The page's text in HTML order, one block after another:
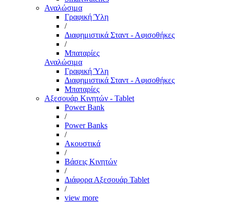
Αναλώσιμα
Γραφική Ύλη
/
Διαφημιστικά Σταντ - Αφισοθήκες
/
Μπαταρίες
Αναλώσιμα
Γραφική Ύλη
Διαφημιστικά Σταντ - Αφισοθήκες
Μπαταρίες
Αξεσουάρ Κινητών - Tablet
Power Bank
/
Power Banks
/
Ακουστικά
/
Βάσεις Κινητών
/
Διάφορα Αξεσουάρ Tablet
/
view more